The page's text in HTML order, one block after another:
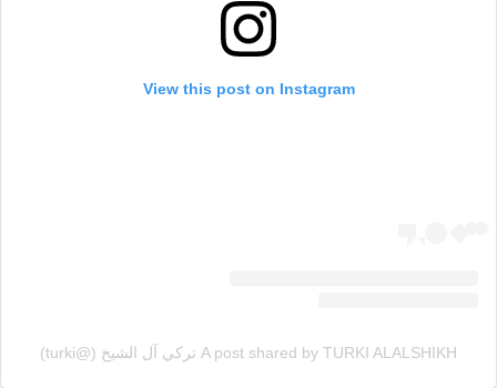
View this post on Instagram
A post shared by TURKI ALALSHIKH تركي آل الشيخ (@turki)